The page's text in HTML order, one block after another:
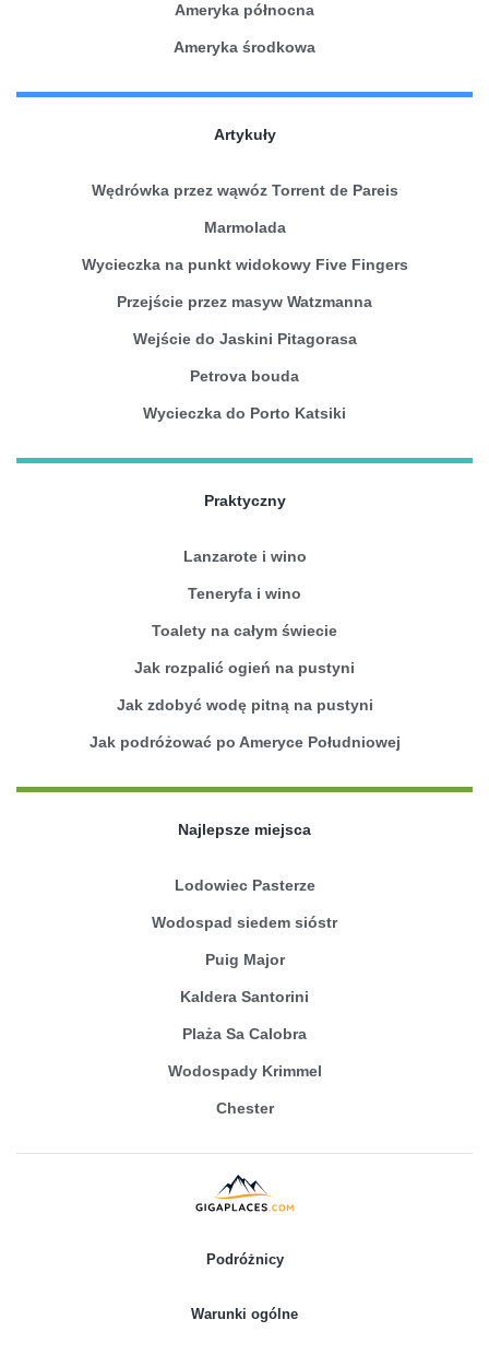
Ameryka północna
Ameryka środkowa
Artykuły
Wędrówka przez wąwóz Torrent de Pareis
Marmolada
Wycieczka na punkt widokowy Five Fingers
Przejście przez masyw Watzmanna
Wejście do Jaskini Pitagorasa
Petrova bouda
Wycieczka do Porto Katsiki
Praktyczny
Lanzarote i wino
Teneryfa i wino
Toalety na całym świecie
Jak rozpalić ogień na pustyni
Jak zdobyć wodę pitną na pustyni
Jak podróżować po Ameryce Południowej
Najlepsze miejsca
Lodowiec Pasterze
Wodospad siedem sióstr
Puig Major
Kaldera Santorini
Plaża Sa Calobra
Wodospady Krimmel
Chester
Podróżnicy
Warunki ogólne